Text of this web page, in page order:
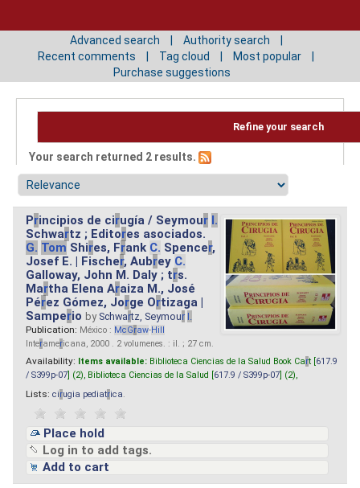
Advanced search
Authority search
Recent comments
Tag cloud
Most popular
Purchase suggestions
Refine your search
Your search returned 2 results.
Principios de cirugía / Seymour I.
Schwartz ; Editores asociados.
G. Tom Shires, Frank C. Spencer,
Josef E. | Fischer, Aubrey C.
Galloway, John M. Daly ; trs.
Martha Elena Araiza M., José
Pérez Gómez, Jorge Ortizaga |
Samperio by Schwartz, Seymour I.
Publication: México : McGraw-Hill
Interamericana, 2000 . 2 volumenes. : il. ; 27 cm.
Availability: Items available: Biblioteca Ciencias de la Salud Book Cart [ 617.9
/ S399p-07 ] (2), Biblioteca Ciencias de la Salud [ 617.9 / S399p-07 ] (2),
Lists: cirugia pediatrica
Place hold
Log in to add tags.
Add to cart